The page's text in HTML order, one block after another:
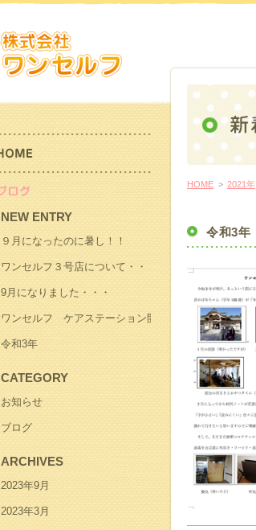
HOME > 2021年
令和3年
NEW ENTRY
９月になったのに暑し！！
ワンセルフ３号店について・・・
9月になりました・・・
ワンセルフ ケアステーション開始！！！
令和3年
CATEGORY
お知らせ
ブログ
ARCHIVES
2023年9月
2023年3月